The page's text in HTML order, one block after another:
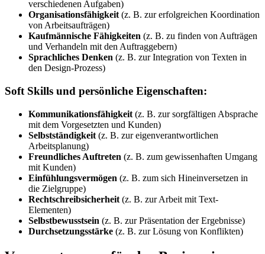
verschiedenen Aufgaben)
Organisationsfähigkeit (z. B. zur erfolgreichen Koordination
von Arbeitsaufträgen)
Kaufmännische Fähigkeiten (z. B. zu finden von Aufträgen
und Verhandeln mit den Auftraggebern)
Sprachliches Denken (z. B. zur Integration von Texten in
den Design-Prozess)
Soft Skills und persönliche Eigenschaften:
Kommunikationsfähigkeit (z. B. zur sorgfältigen Absprache
mit dem Vorgesetzten und Kunden)
Selbstständigkeit (z. B. zur eigenverantwortlichen
Arbeitsplanung)
Freundliches Auftreten (z. B. zum gewissenhaften Umgang
mit Kunden)
Einfühlungsvermögen (z. B. zum sich Hineinversetzen in
die Zielgruppe)
Rechtschreibsicherheit (z. B. zur Arbeit mit Text-
Elementen)
Selbstbewusstsein (z. B. zur Präsentation der Ergebnisse)
Durchsetzungsstärke (z. B. zur Lösung von Konflikten)